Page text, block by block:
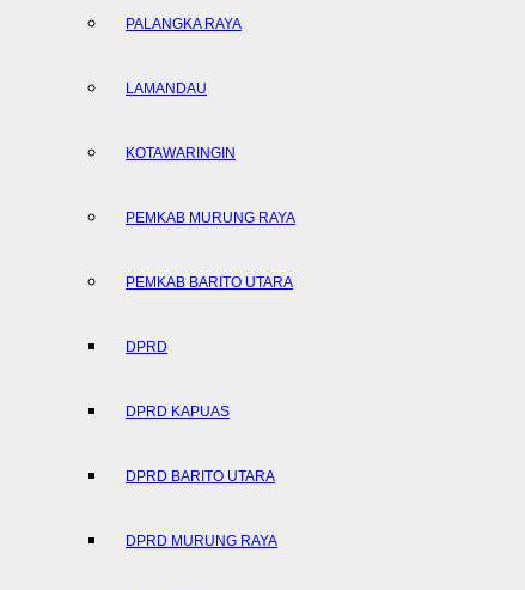
PALANGKA RAYA
LAMANDAU
KOTAWARINGIN
PEMKAB MURUNG RAYA
PEMKAB BARITO UTARA
DPRD
DPRD KAPUAS
DPRD BARITO UTARA
DPRD MURUNG RAYA